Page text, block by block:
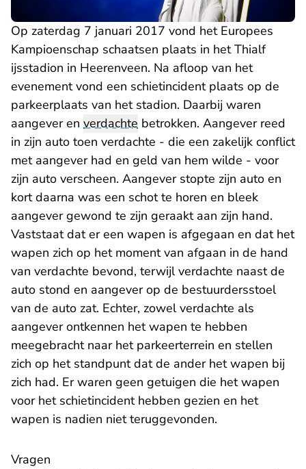
Op zaterdag 7 januari 2017 vond het Europees
Kampioenschap schaatsen plaats in het Thialf
ijsstadion in Heerenveen. Na afloop van het
evenement vond een schietincident plaats op de
parkeerplaats van het stadion. Daarbij waren
aangever en verdachte betrokken. Aangever reed
in zijn auto toen verdachte - die een zakelijk conflict
met aangever had en geld van hem wilde - voor
zijn auto verscheen. Aangever stopte zijn auto en
kort daarna was een schot te horen en bleek
aangever gewond te zijn geraakt aan zijn hand.
Vaststaat dat er een wapen is afgegaan en dat het
wapen zich op het moment van afgaan in de hand
van verdachte bevond, terwijl verdachte naast de
auto stond en aangever op de bestuurdersstoel
van de auto zat. Echter, zowel verdachte als
aangever ontkennen het wapen te hebben
meegebracht naar het parkeerterrein en stellen
zich op het standpunt dat de ander het wapen bij
zich had. Er waren geen getuigen die het wapen
voor het schietincident hebben gezien en het
wapen is nadien niet teruggevonden.
Vragen